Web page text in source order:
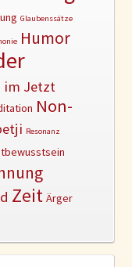
Glaubenssätze
Humor
im Jetzt
Non-
Resonanz
Zeit Ärger